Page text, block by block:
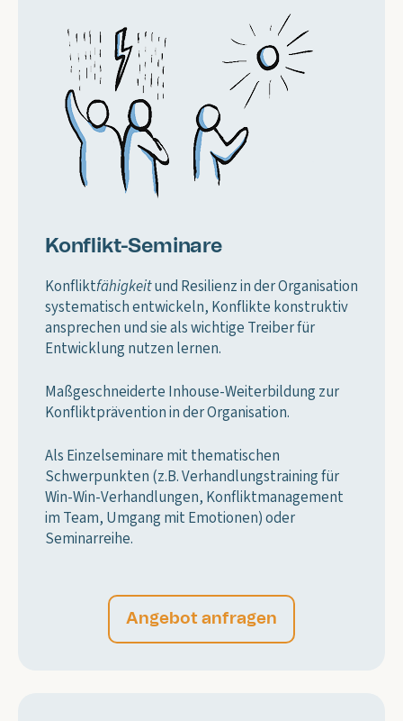
Konflikt-Seminare
Konfliktfähigkeitund Resilienz in der Organisation
systematisch entwickeln, Konflikte konstruktiv
ansprechen und sie als wichtige Treiber für
Entwicklung nutzen lernen.
Maßgeschneiderte Inhouse-Weiterbildung zur
Konfliktprävention in der Organisation.
Als Einzelseminare mit thematischen
Schwerpunkten (z.B. Verhandlungstraining für
Win-Win-Verhandlungen, Konfliktmanagement
im Team, Umgang mit Emotionen) oder
Seminarreihe.
Angebot anfragen